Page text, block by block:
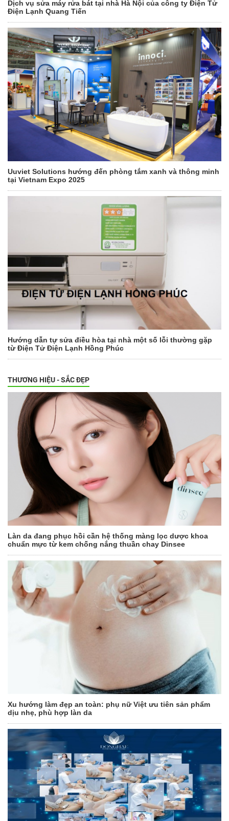
Dịch vụ sửa máy rửa bát tại nhà Hà Nội của công ty Điện Tử
Điện Lạnh Quang Tiến
Uuviet Solutions hướng đến phòng tắm xanh và thông minh
tại Vietnam Expo 2025
Hướng dẫn tự sửa điều hòa tại nhà một số lỗi thường gặp
từ Điện Tử Điện Lạnh Hồng Phúc
THƯƠNG HIỆU - SẮC ĐẸP
Làn da đang phục hồi cần hệ thống màng lọc dược khoa
chuẩn mực từ kem chống nắng thuần chay Dinsee
Xu hướng làm đẹp an toàn: phụ nữ Việt ưu tiên sản phẩm
dịu nhẹ, phù hợp làn da